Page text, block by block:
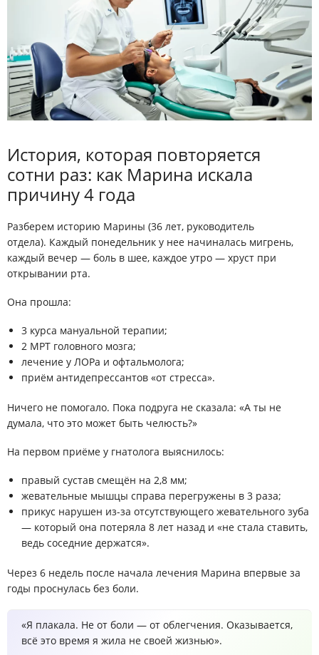
История, которая повторяется
сотни раз: как Марина искала
причину 4 года
Разберем историю Марины (36 лет, руководитель
отдела). Каждый понедельник у нее начиналась мигрень,
каждый вечер — боль в шее, каждое утро — хруст при
открывании рта.
Она прошла:
3 курса мануальной терапии;
2 МРТ головного мозга;
лечение у ЛОРа и офтальмолога;
приём антидепрессантов «от стресса».
Ничего не помогало. Пока подруга не сказала: «А ты не
думала, что это может быть челюсть?»
На первом приёме у гнатолога выяснилось:
правый сустав смещён на 2,8 мм;
жевательные мышцы справа перегружены в 3 раза;
прикус нарушен из-за отсутствующего жевательного зуба
— который она потеряла 8 лет назад и «не стала ставить,
ведь соседние держатся».
Через 6 недель после начала лечения Марина впервые за
годы проснулась без боли.
«Я плакала. Не от боли — от облегчения. Оказывается,
всё это время я жила не своей жизнью».